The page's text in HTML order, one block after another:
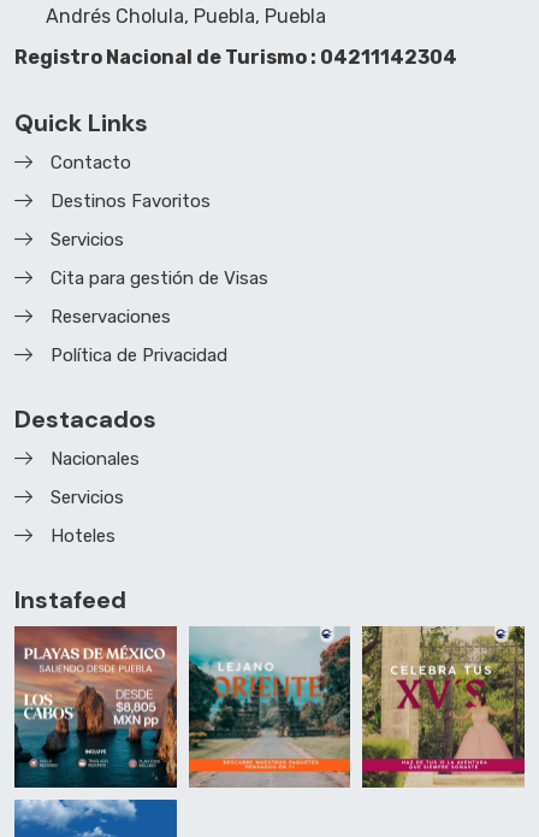
Andrés Cholula, Puebla, Puebla
Registro Nacional de Turismo : 04211142304
Quick Links
Contacto
Destinos Favoritos
Servicios
Cita para gestión de Visas
Reservaciones
Política de Privacidad
Destacados
Nacionales
Servicios
Hoteles
Instafeed